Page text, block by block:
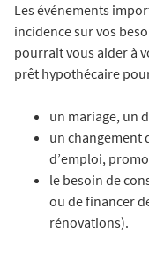
Les événements
incidence sur vos
pourrait vous aider à
prêt hypothécaire
un mariage, un
un changement
d’emploi,
le besoin de
ou de financer
rénovations).